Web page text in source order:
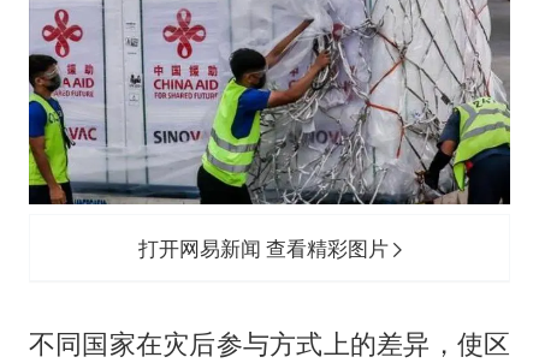
打开网易新闻 查看精彩图片
不同国家在灾后参与方式上的差异，使区